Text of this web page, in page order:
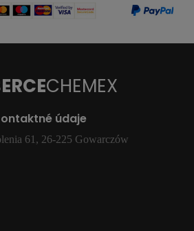
CHEMEX
údaje
61, 26-225 Gowarczów